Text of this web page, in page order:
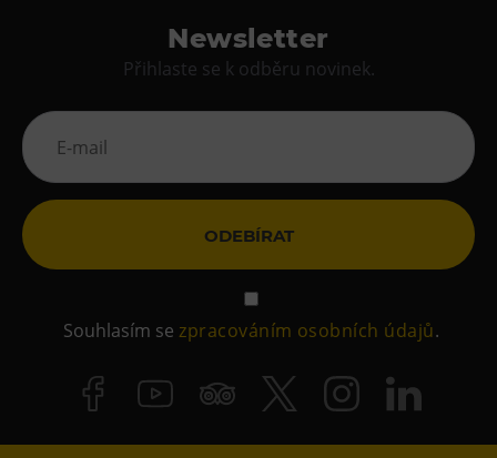
Newsletter
Přihlaste se k odběru novinek.
ODEBÍRAT
Souhlasím sezpracováním osobních údajů.